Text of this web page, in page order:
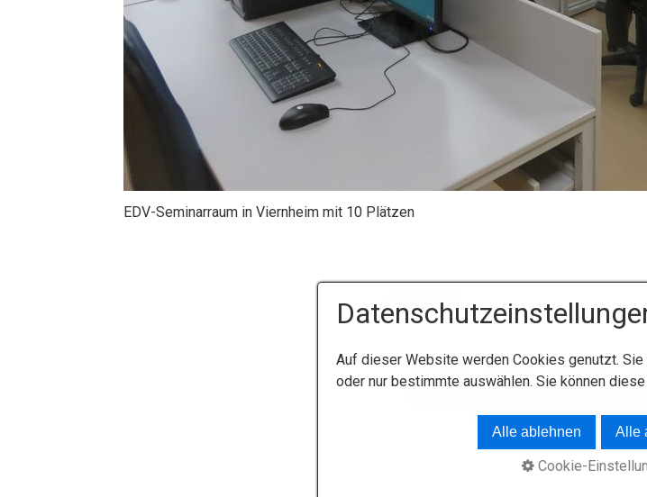
EDV-Seminarraum in Viernheim mit 10 Plätzen
Startseite Kontakt Impressum
© 2026 INGENIEURBÜRO
Auf dieser Website werden Cookies genutzt.
oder nur bestimmte auswählen. Sie können
Alle ablehnen Alle
Cookie-